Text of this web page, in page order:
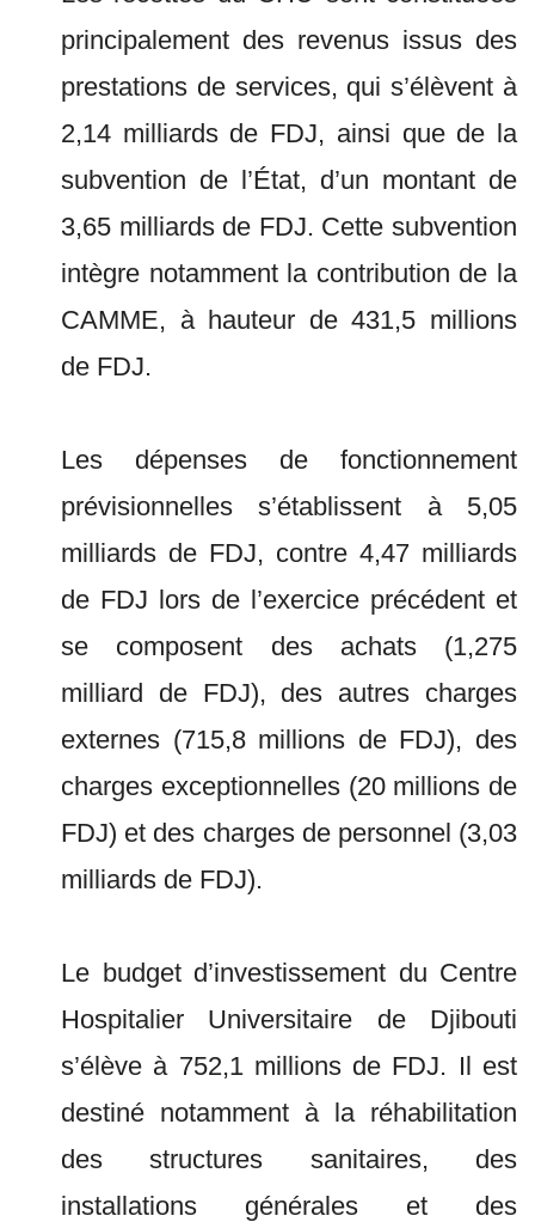
principalement des revenus issus des
prestations de services, qui s’élèvent à
2,14 milliards de FDJ, ainsi que de la
subvention de l’État, d’un montant de
3,65 milliards de FDJ. Cette subvention
intègre notamment la contribution de la
CAMME, à hauteur de 431,5 millions
de FDJ.
Les dépenses de fonctionnement
prévisionnelles s’établissent à 5,05
milliards de FDJ, contre 4,47 milliards
de FDJ lors de l’exercice précédent et
se composent des achats (1,275
milliard de FDJ), des autres charges
externes (715,8 millions de FDJ), des
charges exceptionnelles (20 millions de
FDJ) et des charges de personnel (3,03
milliards de FDJ).
Le budget d’investissement du Centre
Hospitalier Universitaire de Djibouti
s’élève à 752,1 millions de FDJ. Il est
destiné notamment à la réhabilitation
des structures sanitaires, des
installations générales et des